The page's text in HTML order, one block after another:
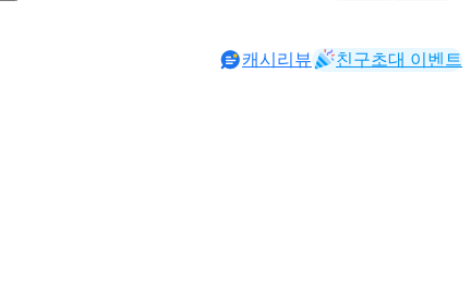
캐시리뷰 친구초대 이벤트